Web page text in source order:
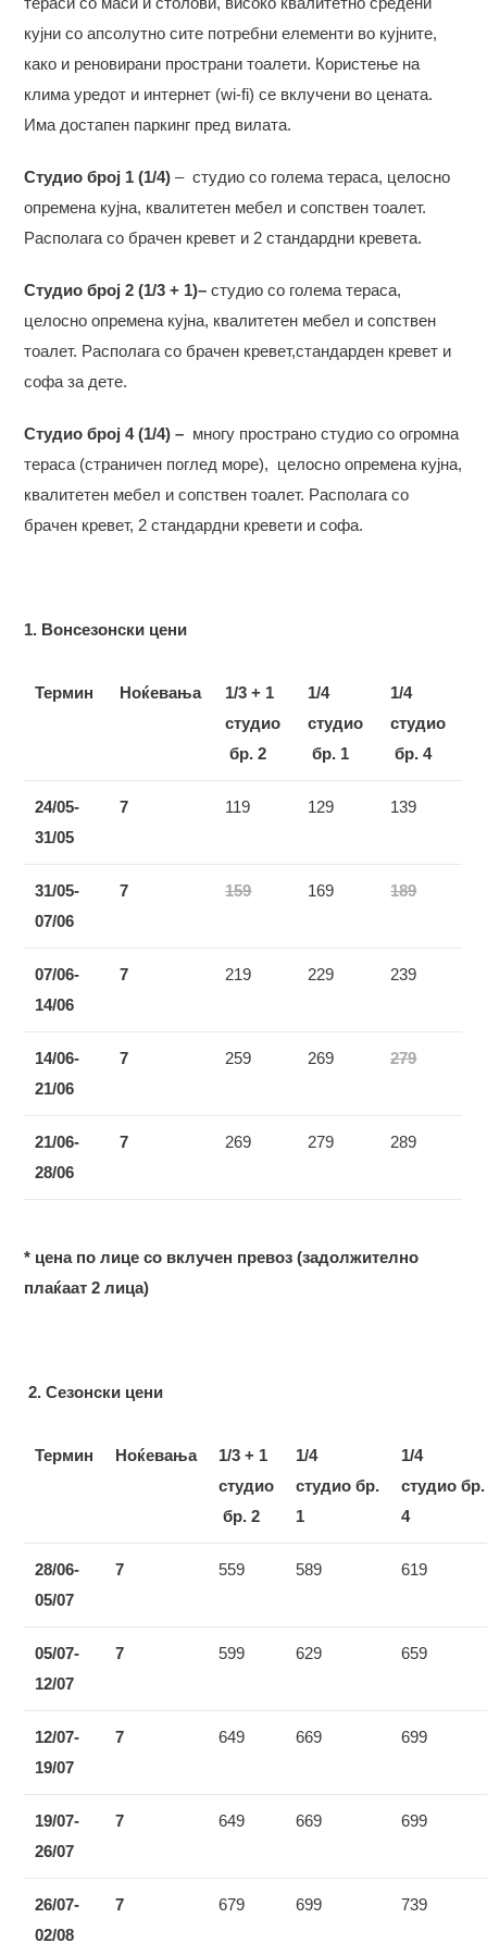
кујни со апсолутно сите потребни елементи во кујните,
како и реновирани пространи тоалети. Користење на
клима уредот и интернет (wi-fi) се вклучени во цената.
Има достапен паркинг пред вилата.
Студио број 1 (1/4) – студио со голема тераса, целосно
опремена кујна, квалитетен мебел и сопствен тоалет.
Располага со брачен кревет и 2 стандардни кревета.
Студио број 2 (1/3 + 1)– студио со голема тераса,
целосно опремена кујна, квалитетен мебел и сопствен
тоалет. Располага со брачен кревет,стандарден кревет и
софа за дете.
Студио број 4 (1/4) – многу пространо студио со огромна
тераса (страничен поглед море), целосно опремена кујна,
квалитетен мебел и сопствен тоалет. Располага со
брачен кревет, 2 стандардни кревети и софа.
1. Вонсезонски цени
Термин Ноќевања
1/3 + 1
студио
бр. 2
1/4
студио
бр. 1
1/4
студио
бр. 4
24/05-
31/05
7 119 129 139
31/05-
07/06
7 159 169 189
07/06-
14/06
7 219 229 239
14/06-
21/06
7 259 269 279
21/06-
28/06
7 269 279 289
* цена по лице со вклучен превоз (задолжително
плаќаат 2 лица)
2.Сезонски цени
Термин Ноќевања
1/3 + 1
студио
бр. 2
1/4
студиобр.
1
1/4
студиобр.
4
28/06-
05/07
7 559 589 619
05/07-
12/07
7 599 629 659
12/07-
19/07
7 649 669 699
19/07-
26/07
7 649 669 699
26/07-
02/08
7 679 699 739